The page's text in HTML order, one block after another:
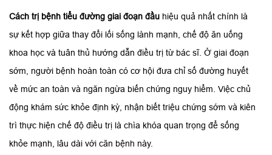
Cách trị bệnh tiểu đường giai đoạn đầu hiệu quả nhất chính là
sự kết hợp giữa thay đổi lối sống lành mạnh, chế độ ăn uống
khoa học và tuân thủ hướng dẫn điều trị từ bác sĩ. Ở giai đoạn
sớm, người bệnh hoàn toàn có cơ hội đưa chỉ số đường huyết
về mức an toàn và ngăn ngừa biến chứng nguy hiểm. Việc chủ
động khám sức khỏe định kỳ, nhận biết triệu chứng sớm và kiên
trì thực hiện chế độ điều trị là chìa khóa quan trọng để sống
khỏe mạnh, lâu dài với căn bệnh này.